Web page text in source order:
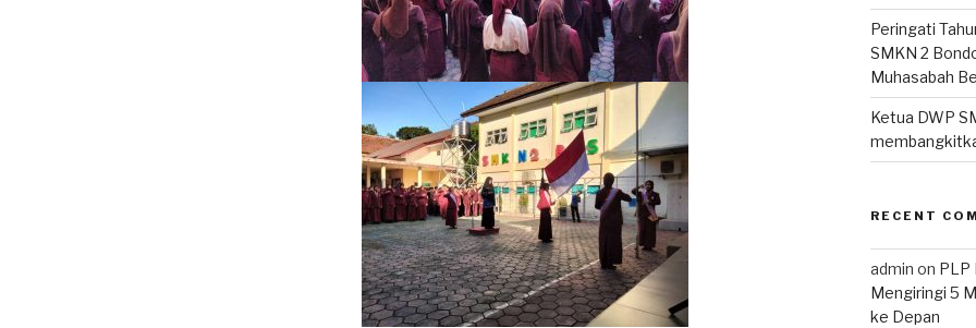
Peringati
SMKN 2
Muhasabah
Ketua DWP
RECENT
admin on PLP
Mengiringi 5
ke Depan